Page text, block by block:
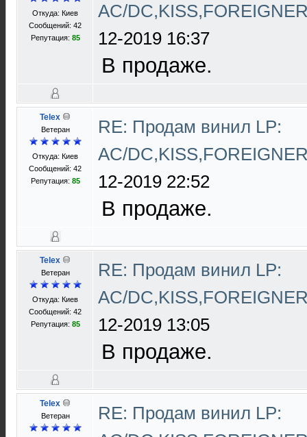
Откуда: Киев
Сообщений: 42
Репутация: 85
AC/
12-2019 16:37
В продаже.
Telex
Ветеран
Откуда: Киев
Сообщений: 42
Репутация: 85
RE: Продам винил LP:
AC/
12-2019 22:52
В продаже.
Telex
Ветеран
Откуда: Киев
Сообщений: 42
Репутация: 85
RE: Продам винил LP:
AC/
12-2019 13:05
В продаже.
Telex
Ветеран
RE: Продам винил LP: